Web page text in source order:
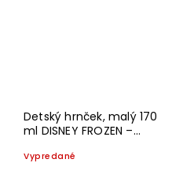
Detský hrnček, malý 170
ml DISNEY FROZEN –
Vypredané